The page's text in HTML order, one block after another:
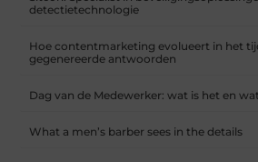
detectietechnologie
Hoe contentmarketing evolueert in het
gegenereerde antwoorden
Dag van de Medewerker: wat is het en
What a men’s barber sees in the details